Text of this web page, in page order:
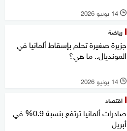
l 14 يونيو 2026
رياضة
جزيرة صغيرة تحلم بإسقاط ألمانيا في
المونديال.. ما هي؟
l 14 يونيو 2026
اقتصاد
صادرات ألمانيا ترتفع بنسبة 0.9% في
أبريل